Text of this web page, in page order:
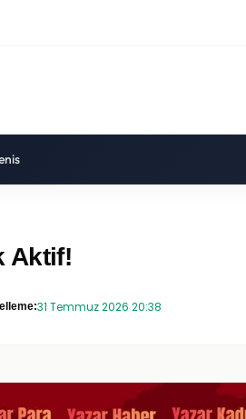
Aktif!
31 Temmuz 2026 20:38